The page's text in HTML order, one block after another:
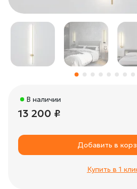
В наличии
13 200 ₽
Добавить в
Купить в 1